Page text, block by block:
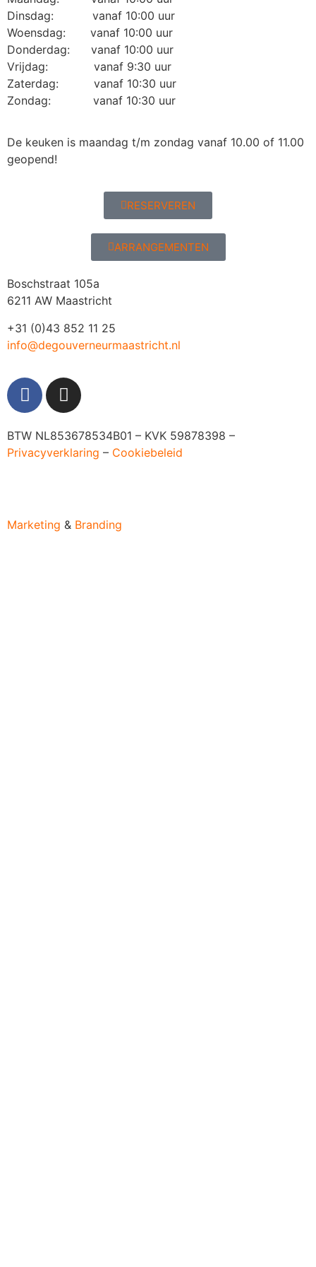
Dinsdag: vanaf 10:00 uur
Woensdag: vanaf 10:00 uur
Donderdag: vanaf 10:00 uur
Vrijdag: vanaf 9:30 uur
Zaterdag: vanaf 10:30 uur
Zondag: vanaf 10:30 uur
De keuken is maandag t/m zondag vanaf 10.00 of 11.00
geopend!
RESERVEREN
ARRANGEMENTEN
Boschstraat 105a
6211 AW Maastricht
+31 (0)43 852 11 25
info@degouverneurmaastricht.nl
BTW NL853678534B01 – KVK 59878398 –
Privacyverklaring – Cookiebeleid
Marketing & Branding